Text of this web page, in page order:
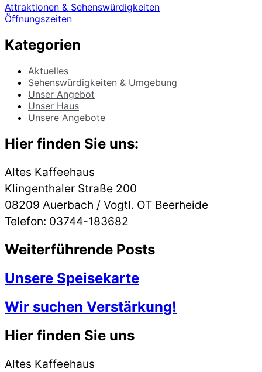
Beitragsnavigation
Attraktionen & Sehenswürdigkeiten
Öffnungszeiten
Kategorien
Aktuelles
Sehenswürdigkeiten & Umgebung
Unser Angebot
Unser Haus
Unsere Angebote
Hier finden Sie uns:
Altes Kaffeehaus
Klingenthaler Straße 200
08209 Auerbach / Vogtl. OT Beerheide
Telefon: 03744-183682
Weiterführende Posts
Unsere Speisekarte
Wir suchen Verstärkung!
Hier finden Sie uns
Altes Kaffeehaus